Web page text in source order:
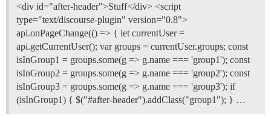
<div id="after-header">Stuff</div> <script
type="text/discourse-plugin" version="0.8">
api.onPageChange(() => { let currentUser =
api.getCurrentUser(); var groups = currentUser.groups; const
isInGroup1 = groups.some(g => g.name === 'group1'); const
isInGroup2 = groups.some(g => g.name === 'group2'); const
isInGroup3 = groups.some(g => g.name === 'group3'); if
(isInGroup1) { $("#after-header").addClass("group1"); } …